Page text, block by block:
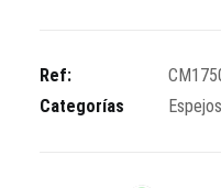
Ref:
Categorías
Espejos